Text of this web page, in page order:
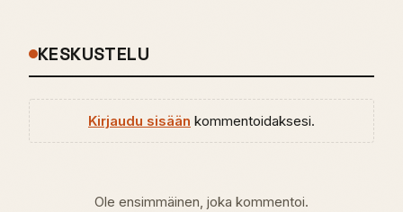
KESKUSTELU
Kirjaudu sisään kommentoidaksesi.
Ole ensimmäinen, joka kommentoi.